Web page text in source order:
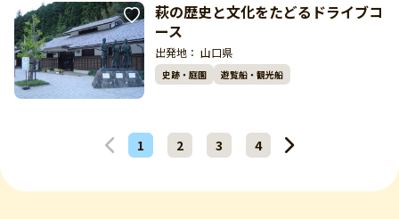
萩の歴史と文化をたどるドライブコ
ース
出発地： 山口県
史跡・庭園 遊覧船・観光船
1 2 3 4